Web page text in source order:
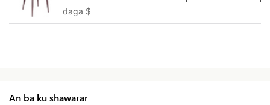
daga $
An ba ku shawarar